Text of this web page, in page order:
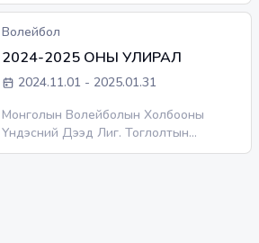
Волейбол
2024-2025 ОНЫ УЛИРАЛ
2024.11.01 - 2025.01.31
Монголын Волейболын Холбооны
Үндэсний Дээд Лиг. Тоглолтын
тасалбарыг